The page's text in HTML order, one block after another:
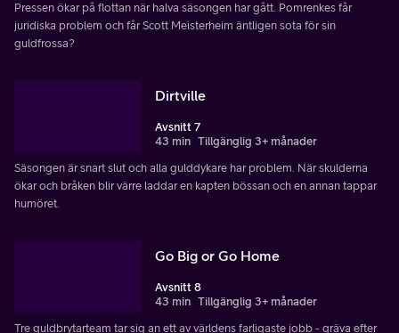
Pressen ökar på flottan när halva säsongen har gått. Pomrenkes får
juridiska problem och får Scott Meisterheim äntligen sota för sin
guldfrossa?
Dirtville
Avsnitt 7
43 min Tillgänglig 3+ månader
Säsongen är snart slut och alla gulddykare har problem. När skulderna
ökar och bråken blir värre laddar en kapten bössan och en annan tappar
humöret.
Go Big or Go Home
Avsnitt 8
43 min Tillgänglig 3+ månader
Tre guldbrytarteam tar sig an ett av världens farligaste jobb - gräva efter